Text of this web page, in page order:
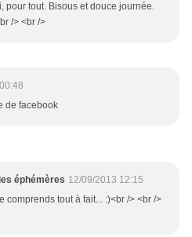
pour tout. Bisous et douce journée.
/> <br />
de facebook
éphémères 12/09/2013 12:15
comprends tout à fait... :)<br /> <br />